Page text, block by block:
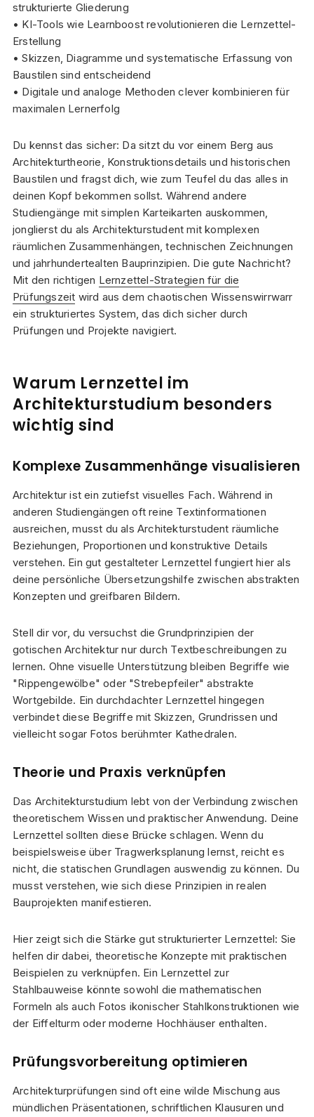
strukturierte Gliederung
• KI-Tools wie Learnboost revolutionieren die Lernzettel-
Erstellung
• Skizzen, Diagramme und systematische Erfassung von
Baustilen sind entscheidend
• Digitale und analoge Methoden clever kombinieren für
maximalen Lernerfolg
Du kennst das sicher: Da sitzt du vor einem Berg aus
Architekturtheorie, Konstruktionsdetails und historischen
Baustilen und fragst dich, wie zum Teufel du das alles in
deinen Kopf bekommen sollst. Während andere
Studiengänge mit simplen Karteikarten auskommen,
jonglierst du als Architekturstudent mit komplexen
räumlichen Zusammenhängen, technischen Zeichnungen
und jahrhundertealten Bauprinzipien. Die gute Nachricht?
Mit den richtigen Lernzettel-Strategien für die
Prüfungszeit wird aus dem chaotischen Wissenswirrwarr
ein strukturiertes System, das dich sicher durch
Prüfungen und Projekte navigiert.
Warum Lernzettel im
Architekturstudium besonders
wichtig sind
Komplexe Zusammenhänge visualisieren
Architektur ist ein zutiefst visuelles Fach. Während in
anderen Studiengängen oft reine Textinformationen
ausreichen, musst du als Architekturstudent räumliche
Beziehungen, Proportionen und konstruktive Details
verstehen. Ein gut gestalteter Lernzettel fungiert hier als
deine persönliche Übersetzungshilfe zwischen abstrakten
Konzepten und greifbaren Bildern.
Stell dir vor, du versuchst die Grundprinzipien der
gotischen Architektur nur durch Textbeschreibungen zu
lernen. Ohne visuelle Unterstützung bleiben Begriffe wie
"Rippengewölbe" oder "Strebepfeiler" abstrakte
Wortgebilde. Ein durchdachter Lernzettel hingegen
verbindet diese Begriffe mit Skizzen, Grundrissen und
vielleicht sogar Fotos berühmter Kathedralen.
Theorie und Praxis verknüpfen
Das Architekturstudium lebt von der Verbindung zwischen
theoretischem Wissen und praktischer Anwendung. Deine
Lernzettel sollten diese Brücke schlagen. Wenn du
beispielsweise über Tragwerksplanung lernst, reicht es
nicht, die statischen Grundlagen auswendig zu können. Du
musst verstehen, wie sich diese Prinzipien in realen
Bauprojekten manifestieren.
Hier zeigt sich die Stärke gut strukturierter Lernzettel: Sie
helfen dir dabei, theoretische Konzepte mit praktischen
Beispielen zu verknüpfen. Ein Lernzettel zur
Stahlbauweise könnte sowohl die mathematischen
Formeln als auch Fotos ikonischer Stahlkonstruktionen wie
der Eiffelturm oder moderne Hochhäuser enthalten.
Prüfungsvorbereitung optimieren
Architekturprüfungen sind oft eine wilde Mischung aus
mündlichen Präsentationen, schriftlichen Klausuren und